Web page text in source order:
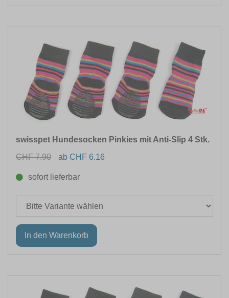
swisspet Hundesocken Pinkies mit Anti-Slip 4 Stk.
CHF 7.90
ab CHF 6.16
sofort lieferbar